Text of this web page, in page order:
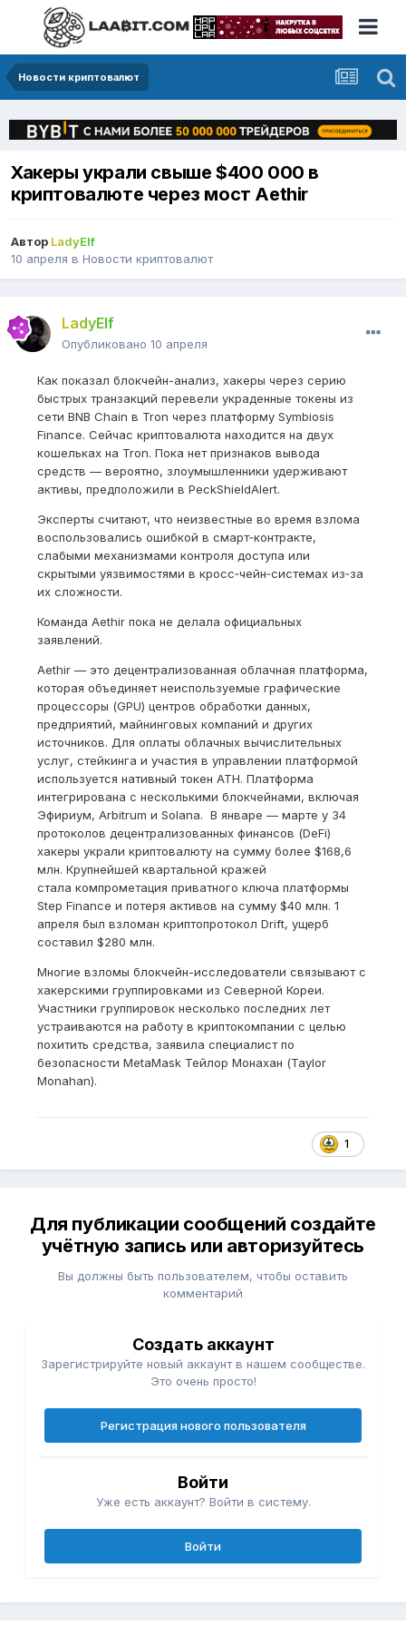
Новости криптовалют
Хакеры украли свыше $400 000 в
криптовалюте через мост Aethir
Автор LadyElf
10 апреля в Новости криптовалют
LadyElf
Опубликовано 10 апреля
Как показал блокчейн-анализ, хакеры через серию
быстрых транзакций перевели украденные токены из
сети BNB Chain в Tron через платформу Symbiosis
Finance. Сейчас криптовалюта находится на двух
кошельках на Tron. Пока нет признаков вывода
средств — вероятно, злоумышленники удерживают
активы, предположили в PeckShieldAlert.
Эксперты считают, что неизвестные во время взлома
воспользовались ошибкой в смарт‑контракте,
слабыми механизмами контроля доступа или
скрытыми уязвимостями в кросс‑чейн‑системах из‑за
их сложности.
Команда Aethir пока не делала официальных
заявлений.
Aethir — это децентрализованная облачная платформа,
которая объединяет неиспользуемые графические
процессоры (GPU) центров обработки данных,
предприятий, майнинговых компаний и других
источников. Для оплаты облачных вычислительных
услуг, стейкинга и участия в управлении платформой
используется нативный токен ATH. Платформа
интегрирована с несколькими блокчейнами, включая
Эфириум, Arbitrum и Solana. В январе — марте у 34
протоколов децентрализованных финансов (DeFi)
хакеры украли криптовалюту на сумму более $168,6
млн. Крупнейшей квартальной кражей
стала компрометация приватного ключа платформы
Step Finance и потеря активов на сумму $40 млн. 1
апреля был взломан криптопротокол Drift, ущерб
составил $280 млн.
Многие взломы блокчейн-исследователи связывают с
хакерскими группировками из Северной Кореи.
Участники группировок несколько последних лет
устраиваются на работу в криптокомпании с целью
похитить средства, заявила специалист по
безопасности MetaMask Тейлор Монахан (Taylor
Monahan).
1
Для публикации сообщений создайте
учётную запись или авторизуйтесь
Вы должны быть пользователем, чтобы оставить
комментарий
Создать аккаунт
Зарегистрируйте новый аккаунт в нашем сообществе.
Это очень просто!
Регистрация нового пользователя
Войти
Уже есть аккаунт? Войти в систему.
Войти